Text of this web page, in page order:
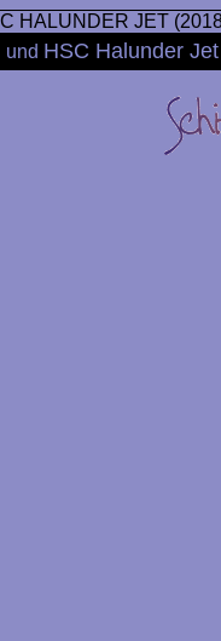
und HSC Halunder